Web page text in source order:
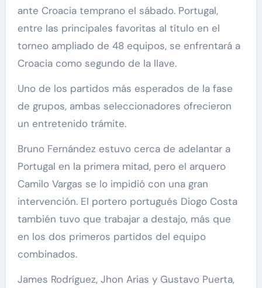
ante Croacia temprano el sábado. Portugal,
entre las principales favoritas al título en el
torneo ampliado de 48 equipos, se enfrentará a
Croacia como segundo de la llave.
Uno de los partidos más esperados de la fase
de grupos, ambas seleccionadores ofrecieron
un entretenido trámite.
Bruno Fernández estuvo cerca de adelantar a
Portugal en la primera mitad, pero el arquero
Camilo Vargas se lo impidió con una gran
intervención. El portero portugués Diogo Costa
también tuvo que trabajar a destajo, más que
en los dos primeros partidos del equipo
combinados.
James Rodríguez, Jhon Arias y Gustavo Puerta,